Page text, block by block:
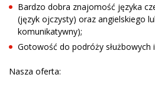
Bardzo dobra znajomość języka
(język ojczysty) oraz angielskiego
komunikatywny);
Gotowość do podróży służbowych
Nasza oferta: